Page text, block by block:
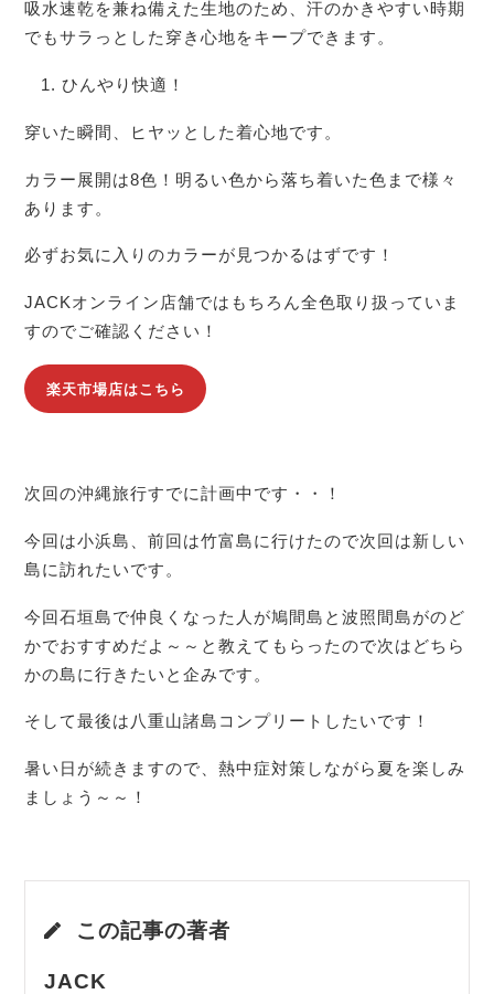
吸水速乾を兼ね備えた生地のため、汗のかきやすい時期
でもサラっとした穿き心地をキープできます。
ひんやり快適！
穿いた瞬間、ヒヤッとした着心地です。
カラー展開は8色！明るい色から落ち着いた色まで様々
あります。
必ずお気に入りのカラーが見つかるはずです！
JACKオンライン店舗ではもちろん全色取り扱っていま
すのでご確認ください！
楽天市場店はこちら
次回の沖縄旅行すでに計画中です・・！
今回は小浜島、前回は竹富島に行けたので次回は新しい
島に訪れたいです。
今回石垣島で仲良くなった人が鳩間島と波照間島がのど
かでおすすめだよ～～と教えてもらったので次はどちら
かの島に行きたいと企みです。
そして最後は八重山諸島コンプリートしたいです！
暑い日が続きますので、熱中症対策しながら夏を楽しみ
ましょう～～！
この記事の著者
JACK